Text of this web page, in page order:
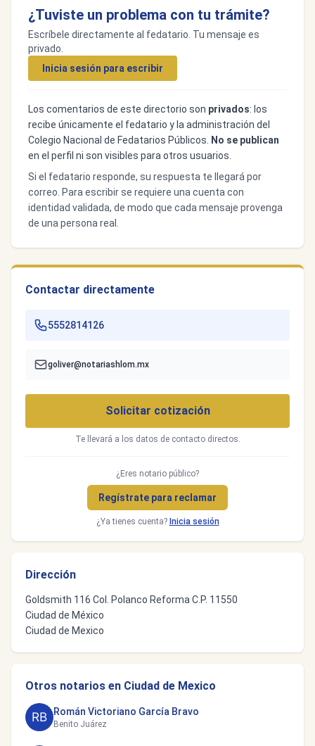
¿Tuviste un problema con tu trámite?
Escríbele directamente al fedatario. Tu mensaje es
privado.
Inicia sesión para escribir
Los comentarios de este directorio son privados: los
recibe únicamente el fedatario y la administración del
Colegio Nacional de Fedatarios Públicos.
No se publican
en el perfil ni son visibles para otros usuarios.
Si el fedatario responde, su respuesta te llegará por
correo. Para escribir se requiere una cuenta con
identidad validada, de modo que cada mensaje provenga
de una persona real.
Contactar directamente
5552814126
goliver@notariashlom.mx
Solicitar cotización
Te llevará a los datos de contacto directos.
¿Eres notario público?
Regístrate para reclamar
¿Ya tienes cuenta? Inicia sesión
Dirección
Goldsmith 116 Col. Polanco Reforma C.P. 11550
Ciudad de México
Ciudad de Mexico
Otros notarios en Ciudad de Mexico
Román Victoriano García Bravo
Benito Juárez